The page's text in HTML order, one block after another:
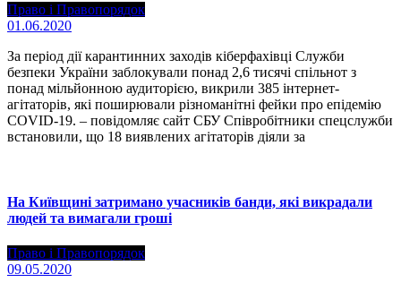
Право і Правопорядок
01.06.2020
За період дії карантинних заходів кіберфахівці Служби
безпеки України заблокували понад 2,6 тисячі спільнот з
понад мільйонною аудиторією, викрили 385 інтернет-
агітаторів, які поширювали різноманітні фейки про епідемію
COVID-19. – повідомляє сайт СБУ Співробітники спецслужби
встановили, що 18 виявлених агітаторів діяли за
На Київщині затримано учасників банди, які викрадали
людей та вимагали гроші
Право і Правопорядок
09.05.2020